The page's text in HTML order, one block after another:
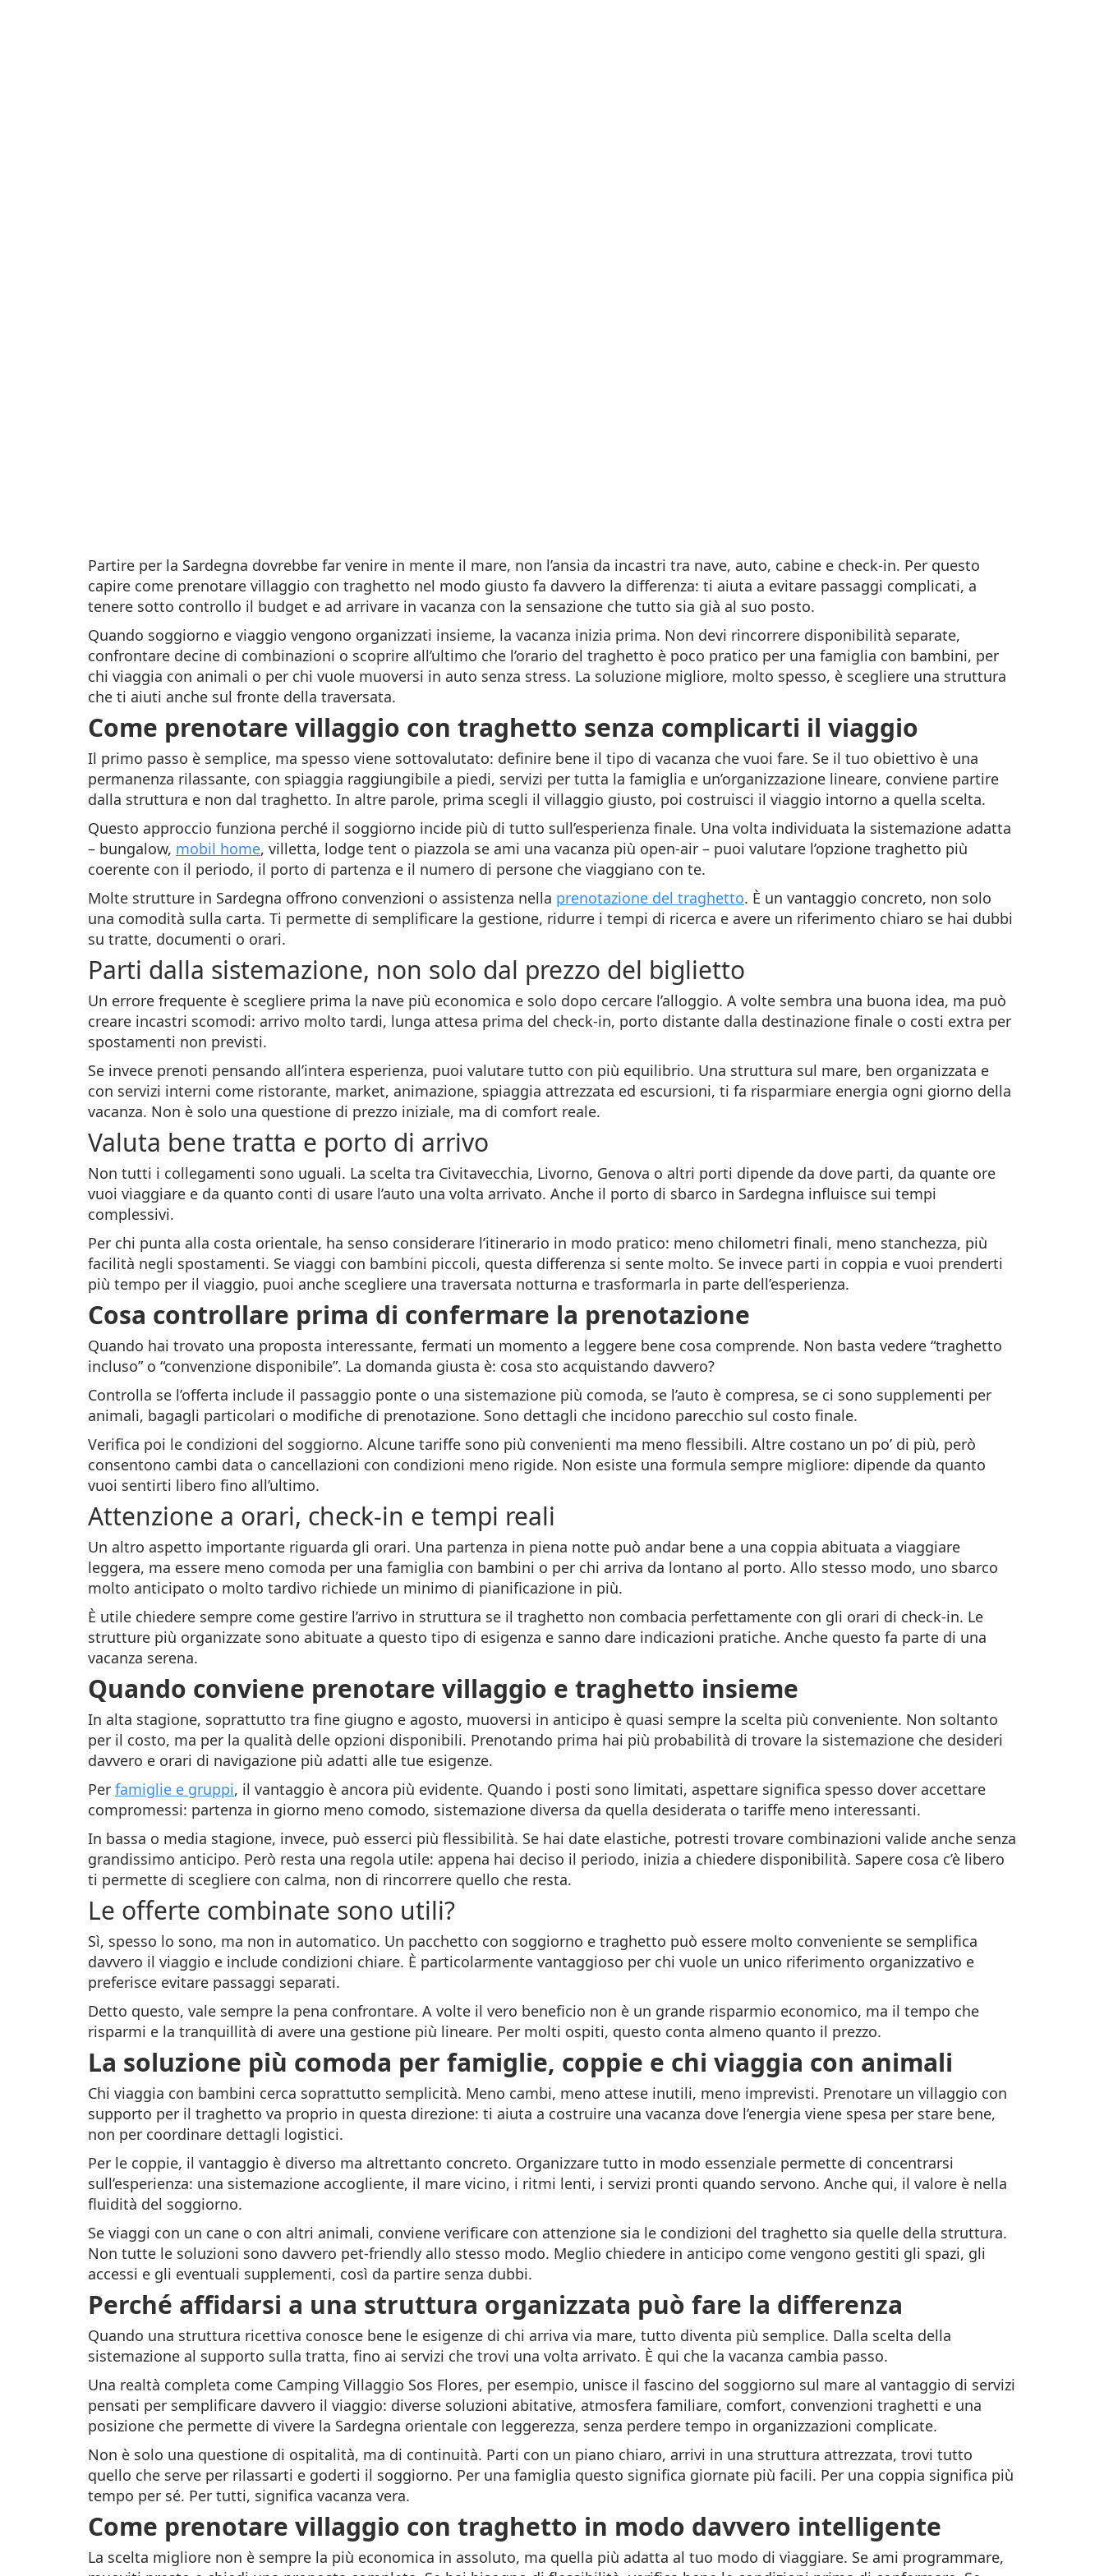
Partire per la Sardegna dovrebbe far venire in mente il mare, non l’ansia da incastri tra nave, auto, cabine e check-in. Per questo
capire come prenotare villaggio con traghetto nel modo giusto fa davvero la differenza: ti aiuta a evitare passaggi complicati, a
tenere sotto controllo il budget e ad arrivare in vacanza con la sensazione che tutto sia già al suo posto.
Quando soggiorno e viaggio vengono organizzati insieme, la vacanza inizia prima. Non devi rincorrere disponibilità separate,
confrontare decine di combinazioni o scoprire all’ultimo che l’orario del traghetto è poco pratico per una famiglia con bambini, per
chi viaggia con animali o per chi vuole muoversi in auto senza stress. La soluzione migliore, molto spesso, è scegliere una struttura
che ti aiuti anche sul fronte della traversata.
Come prenotare villaggio con traghetto senza complicarti il viaggio
Il primo passo è semplice, ma spesso viene sottovalutato: definire bene il tipo di vacanza che vuoi fare. Se il tuo obiettivo è una
permanenza rilassante, con spiaggia raggiungibile a piedi, servizi per tutta la famiglia e un’organizzazione lineare, conviene partire
dalla struttura e non dal traghetto. In altre parole, prima scegli il villaggio giusto, poi costruisci il viaggio intorno a quella scelta.
Questo approccio funziona perché il soggiorno incide più di tutto sull’esperienza finale. Una volta individuata la sistemazione adatta
– bungalow, mobil home, villetta, lodge tent o piazzola se ami una vacanza più open-air – puoi valutare l’opzione traghetto più
coerente con il periodo, il porto di partenza e il numero di persone che viaggiano con te.
Molte strutture in Sardegna offrono convenzioni o assistenza nella prenotazione del traghetto. È un vantaggio concreto, non solo
una comodità sulla carta. Ti permette di semplificare la gestione, ridurre i tempi di ricerca e avere un riferimento chiaro se hai dubbi
su tratte, documenti o orari.
Parti dalla sistemazione, non solo dal prezzo del biglietto
Un errore frequente è scegliere prima la nave più economica e solo dopo cercare l’alloggio. A volte sembra una buona idea, ma può
creare incastri scomodi: arrivo molto tardi, lunga attesa prima del check-in, porto distante dalla destinazione finale o costi extra per
spostamenti non previsti.
Se invece prenoti pensando all’intera esperienza, puoi valutare tutto con più equilibrio. Una struttura sul mare, ben organizzata e
con servizi interni come ristorante, market, animazione, spiaggia attrezzata ed escursioni, ti fa risparmiare energia ogni giorno della
vacanza. Non è solo una questione di prezzo iniziale, ma di comfort reale.
Valuta bene tratta e porto di arrivo
Non tutti i collegamenti sono uguali. La scelta tra Civitavecchia, Livorno, Genova o altri porti dipende da dove parti, da quante ore
vuoi viaggiare e da quanto conti di usare l’auto una volta arrivato. Anche il porto di sbarco in Sardegna influisce sui tempi
complessivi.
Per chi punta alla costa orientale, ha senso considerare l’itinerario in modo pratico: meno chilometri finali, meno stanchezza, più
facilità negli spostamenti. Se viaggi con bambini piccoli, questa differenza si sente molto. Se invece parti in coppia e vuoi prenderti
più tempo per il viaggio, puoi anche scegliere una traversata notturna e trasformarla in parte dell’esperienza.
Cosa controllare prima di confermare la prenotazione
Quando hai trovato una proposta interessante, fermati un momento a leggere bene cosa comprende. Non basta vedere “traghetto
incluso” o “convenzione disponibile”. La domanda giusta è: cosa sto acquistando davvero?
Controlla se l’offerta include il passaggio ponte o una sistemazione più comoda, se l’auto è compresa, se ci sono supplementi per
animali, bagagli particolari o modifiche di prenotazione. Sono dettagli che incidono parecchio sul costo finale.
Verifica poi le condizioni del soggiorno. Alcune tariffe sono più convenienti ma meno flessibili. Altre costano un po’ di più, però
consentono cambi data o cancellazioni con condizioni meno rigide. Non esiste una formula sempre migliore: dipende da quanto
vuoi sentirti libero fino all’ultimo.
Attenzione a orari, check-in e tempi reali
Un altro aspetto importante riguarda gli orari. Una partenza in piena notte può andar bene a una coppia abituata a viaggiare
leggera, ma essere meno comoda per una famiglia con bambini o per chi arriva da lontano al porto. Allo stesso modo, uno sbarco
molto anticipato o molto tardivo richiede un minimo di pianificazione in più.
È utile chiedere sempre come gestire l’arrivo in struttura se il traghetto non combacia perfettamente con gli orari di check-in. Le
strutture più organizzate sono abituate a questo tipo di esigenza e sanno dare indicazioni pratiche. Anche questo fa parte di una
vacanza serena.
Quando conviene prenotare villaggio e traghetto insieme
In alta stagione, soprattutto tra fine giugno e agosto, muoversi in anticipo è quasi sempre la scelta più conveniente. Non soltanto
per il costo, ma per la qualità delle opzioni disponibili. Prenotando prima hai più probabilità di trovare la sistemazione che desideri
davvero e orari di navigazione più adatti alle tue esigenze.
Per famiglie e gruppi, il vantaggio è ancora più evidente. Quando i posti sono limitati, aspettare significa spesso dover accettare
compromessi: partenza in giorno meno comodo, sistemazione diversa da quella desiderata o tariffe meno interessanti.
In bassa o media stagione, invece, può esserci più flessibilità. Se hai date elastiche, potresti trovare combinazioni valide anche senza
grandissimo anticipo. Però resta una regola utile: appena hai deciso il periodo, inizia a chiedere disponibilità. Sapere cosa c’è libero
ti permette di scegliere con calma, non di rincorrere quello che resta.
Le offerte combinate sono utili?
Sì, spesso lo sono, ma non in automatico. Un pacchetto con soggiorno e traghetto può essere molto conveniente se semplifica
davvero il viaggio e include condizioni chiare. È particolarmente vantaggioso per chi vuole un unico riferimento organizzativo e
preferisce evitare passaggi separati.
Detto questo, vale sempre la pena confrontare. A volte il vero beneficio non è un grande risparmio economico, ma il tempo che
risparmi e la tranquillità di avere una gestione più lineare. Per molti ospiti, questo conta almeno quanto il prezzo.
La soluzione più comoda per famiglie, coppie e chi viaggia con animali
Chi viaggia con bambini cerca soprattutto semplicità. Meno cambi, meno attese inutili, meno imprevisti. Prenotare un villaggio con
supporto per il traghetto va proprio in questa direzione: ti aiuta a costruire una vacanza dove l’energia viene spesa per stare bene,
non per coordinare dettagli logistici.
Per le coppie, il vantaggio è diverso ma altrettanto concreto. Organizzare tutto in modo essenziale permette di concentrarsi
sull’esperienza: una sistemazione accogliente, il mare vicino, i ritmi lenti, i servizi pronti quando servono. Anche qui, il valore è nella
fluidità del soggiorno.
Se viaggi con un cane o con altri animali, conviene verificare con attenzione sia le condizioni del traghetto sia quelle della struttura.
Non tutte le soluzioni sono davvero pet-friendly allo stesso modo. Meglio chiedere in anticipo come vengono gestiti gli spazi, gli
accessi e gli eventuali supplementi, così da partire senza dubbi.
Perché affidarsi a una struttura organizzata può fare la differenza
Quando una struttura ricettiva conosce bene le esigenze di chi arriva via mare, tutto diventa più semplice. Dalla scelta della
sistemazione al supporto sulla tratta, fino ai servizi che trovi una volta arrivato. È qui che la vacanza cambia passo.
Una realtà completa come Camping Villaggio Sos Flores, per esempio, unisce il fascino del soggiorno sul mare al vantaggio di servizi
pensati per semplificare davvero il viaggio: diverse soluzioni abitative, atmosfera familiare, comfort, convenzioni traghetti e una
posizione che permette di vivere la Sardegna orientale con leggerezza, senza perdere tempo in organizzazioni complicate.
Non è solo una questione di ospitalità, ma di continuità. Parti con un piano chiaro, arrivi in una struttura attrezzata, trovi tutto
quello che serve per rilassarti e goderti il soggiorno. Per una famiglia questo significa giornate più facili. Per una coppia significa più
tempo per sé. Per tutti, significa vacanza vera.
Come prenotare villaggio con traghetto in modo davvero intelligente
La scelta migliore non è sempre la più economica in assoluto, ma quella più adatta al tuo modo di viaggiare. Se ami programmare,